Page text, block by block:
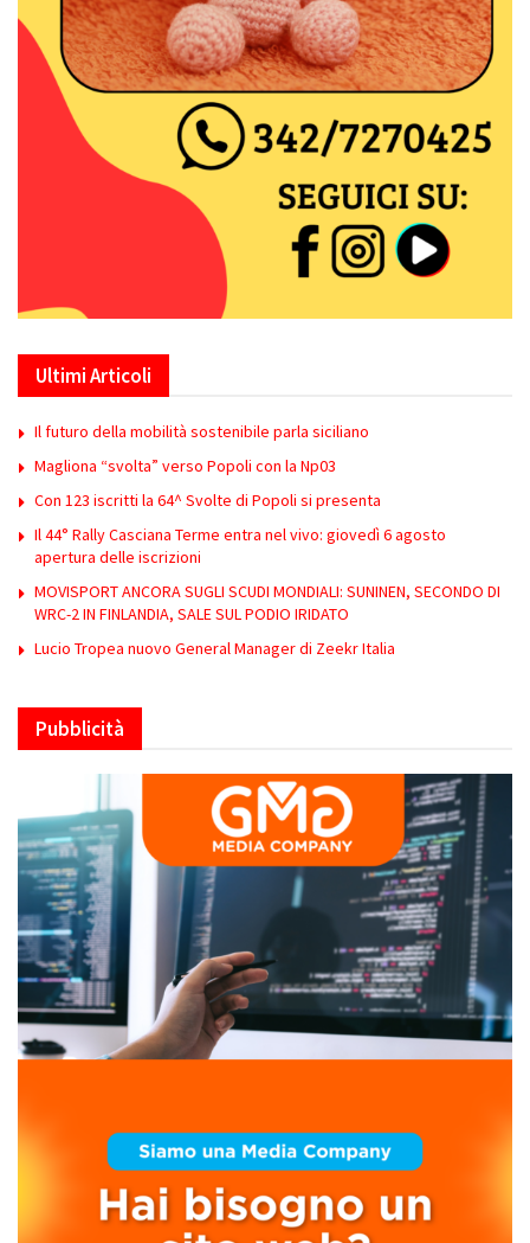
Ultimi Articoli
Il futuro della mobilità sostenibile parla siciliano
Magliona “svolta” verso Popoli con la Np03
Con 123 iscritti la 64^ Svolte di Popoli si presenta
Il 44° Rally Casciana Terme entra nel vivo: giovedì 6 agosto
apertura delle iscrizioni
MOVISPORT ANCORA SUGLI SCUDI MONDIALI: SUNINEN, SECONDO DI
WRC-2 IN FINLANDIA, SALE SUL PODIO IRIDATO
Lucio Tropea nuovo General Manager di Zeekr Italia
Pubblicità